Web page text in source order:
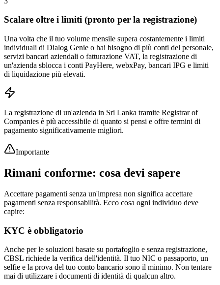
Scalare oltre i limiti (pronto per la registrazione)
Una volta che il tuo volume mensile supera costantemente i limiti
individuali di Dialog Genie o hai bisogno di più conti del personale,
servizi bancari aziendali o fatturazione VAT, la registrazione di
un'azienda sblocca i conti PayHere, webxPay, bancari IPG e limiti
di liquidazione più elevati.
La registrazione di un'azienda in Sri Lanka tramite Registrar of
Companies è più accessibile di quanto si pensi e offre termini di
pagamento significativamente migliori.
Importante
Rimani conforme: cosa devi sapere
Accettare pagamenti senza un'impresa non significa accettare
pagamenti senza responsabilità. Ecco cosa ogni individuo deve
capire:
KYC è obbligatorio
Anche per le soluzioni basate su portafoglio e senza registrazione,
CBSL richiede la verifica dell'identità. Il tuo NIC o passaporto, un
selfie e la prova del tuo conto bancario sono il minimo. Non tentare
mai di utilizzare i documenti di identità di qualcun altro.